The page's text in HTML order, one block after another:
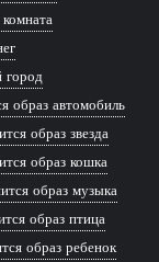
образ автомобиль
образ звезда
образ кошка
образ музыка
образ птица
образ ребенок